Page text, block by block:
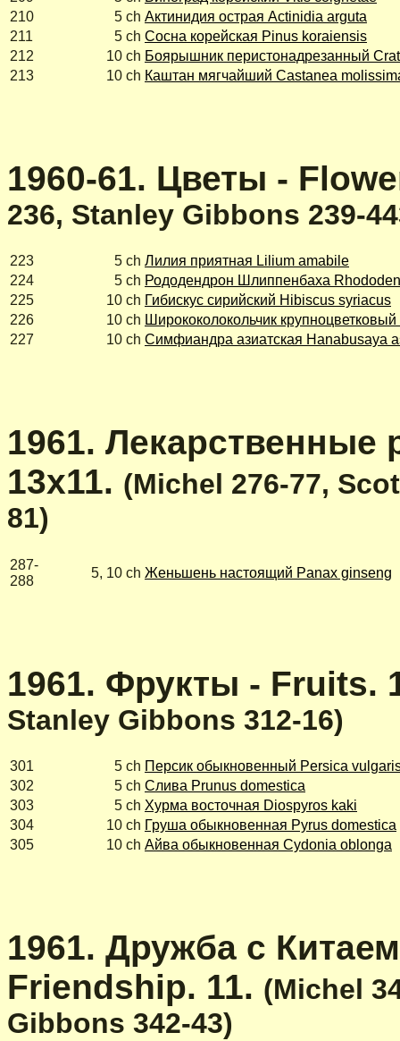
210
5 ch Актинидия острая Actinidia arguta
211
5 ch Сосна корейская Pinus koraiensis
212
10 ch Боярышник перистонадрезанный
213
10 ch Каштан мягчайший Castanea
1960-61. Цветы -
236, Stanley Gibbons 239-
223 5 ch Лилия приятная Lilium amabile
224
5 ch Рододендрон Шлиппенбаха
225
10 ch Гибискус сирийский Hibiscus syriacus
226
10 ch Ширококолокольчик
227
10 ch Симфиандра азиатская Hanabusaya
1961. Лекарственные
13х11. (Michel 276-77,
81)
287-
288
5, 10 ch Женьшень настоящий Panax ginseng
1961. Фрукты - Fruits.
Stanley Gibbons 312-16)
301 5 ch Персик обыкновенный Persica
302
5 ch Слива Prunus domestica
303
5 ch Хурма восточная Diospyros kaki
304
10 ch Груша обыкновенная Pyrus domestica
305
10 ch Айва обыкновенная Cydonia oblonga
1961. Дружба с
Friendship. 11. (Michel
Gibbons 342-43)